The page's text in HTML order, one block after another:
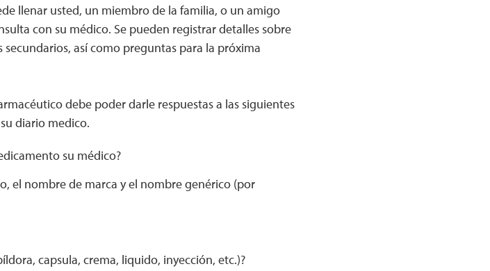
llenar usted, un miembro de la familia, o un amigo
con su médico. Se pueden registrar detalles sobre
así como preguntas para la próxima
debe poder darle respuestas a las siguientes
diario medico.
su médico?
el nombre de marca y el nombre genérico (por
capsula, crema, liquido, inyección, etc.)?